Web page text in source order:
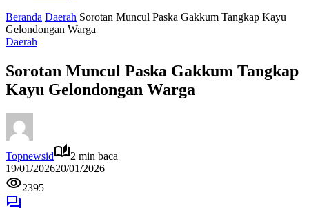
Beranda Daerah Sorotan Muncul Paska Gakkum Tangkap Kayu
Gelondongan Warga
Daerah
Sorotan Muncul Paska Gakkum Tangkap
Kayu Gelondongan Warga
Topnewsid
2 min baca
19/01/202620/01/2026
2395